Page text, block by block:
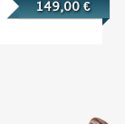
149,00 €